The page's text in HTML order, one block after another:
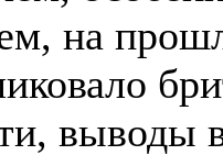
на
выводы